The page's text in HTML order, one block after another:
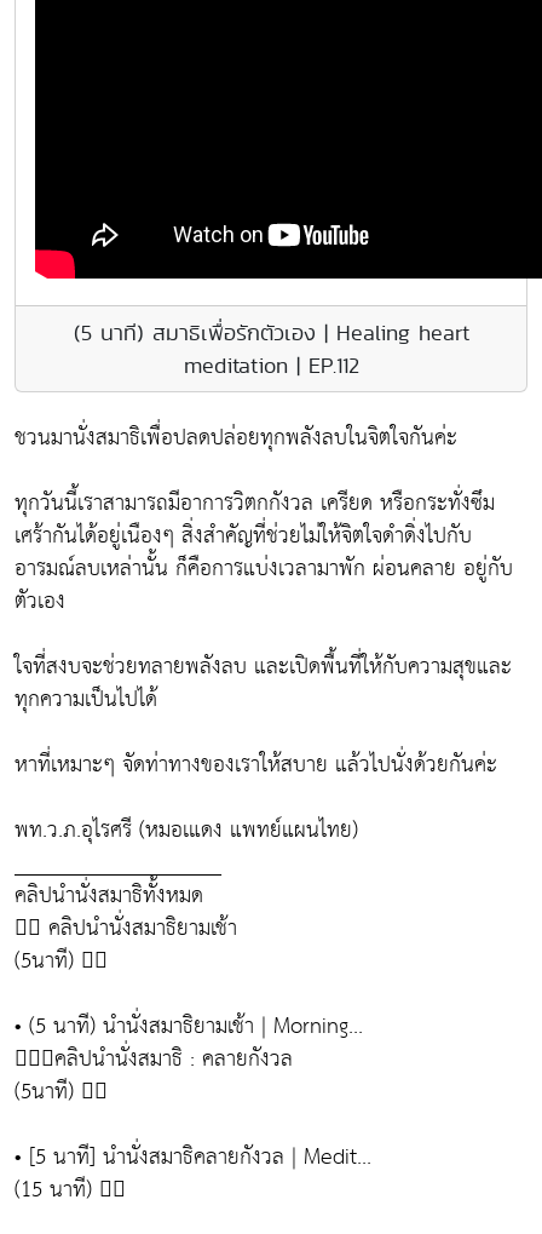
(5 นาที) สมาธิเพื่อรักตัวเอง | Healing heart
meditation | EP.112
ชวนมานั่งสมาธิเพื่อปลดปล่อยทุกพลังลบในจิตใจกันค่ะ
ทุกวันนี้เราสามารถมีอาการวิตกกังวล เครียด หรือกระทั่งซึม
เศร้ากันได้อยู่เนืองๆ สิ่งสำคัญที่ช่วยไม่ให้จิตใจดำดิ่งไปกับ
อารมณ์ลบเหล่านั้น ก็คือการแบ่งเวลามาพัก ผ่อนคลาย อยู่กับ
ตัวเอง
ใจที่สงบจะช่วยทลายพลังลบ และเปิดพื้นที่ให้กับความสุขและ
ทุกความเป็นไปได้
หาที่เหมาะๆ จัดท่าทางของเราให้สบาย แล้วไปนั่งด้วยกันค่ะ
พท.ว.ภ.อุไรศรี (หมอเแดง แพทย์แผนไทย)
คลิปนำนั่งสมาธิทั้งหมด
🧘‍♂️ คลิปนำนั่งสมาธิยามเช้า
(5นาที) 👉🏻
• (5 นาที) นำนั่งสมาธิยามเช้า | Morning...
🧘🏻‍♀️คลิปนำนั่งสมาธิ : คลายกังวล
(5นาที) 👉🏻
• [5 นาที] นำนั่งสมาธิคลายกังวล | Medit...
(15 นาที) 👉🏻